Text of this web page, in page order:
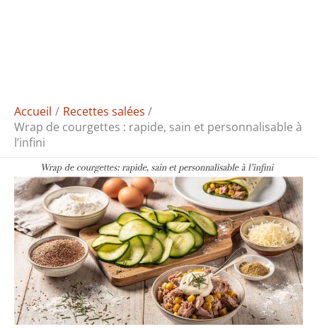
Accueil
Recettes salées
Wrap de courgettes : rapide, sain et personnalisable à
l’infini